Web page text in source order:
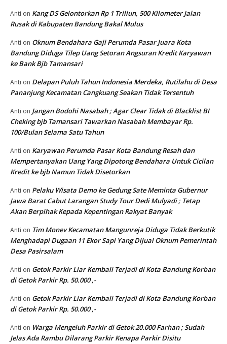
Anti on Kang DS Gelontorkan Rp 1 Triliun, 500 Kilometer Jalan
Rusak di Kabupaten Bandung Bakal Mulus
Anti on Oknum Bendahara Gaji Perumda Pasar Juara Kota
Bandung Diduga Tilep Uang Setoran Angsuran Kredit Karyawan
ke Bank Bjb Tamansari
Anti on Delapan Puluh Tahun Indonesia Merdeka, Rutilahu di Desa
Pananjung Kecamatan Cangkuang Seakan Tidak Tersentuh
Anti on Jangan Bodohi Nasabah ; Agar Clear Tidak di Blacklist BI
Cheking bjb Tamansari Tawarkan Nasabah Membayar Rp.
100/Bulan Selama Satu Tahun
Anti on Karyawan Perumda Pasar Kota Bandung Resah dan
Mempertanyakan Uang Yang Dipotong Bendahara Untuk Cicilan
Kredit ke bjb Namun Tidak Disetorkan
Anti on Pelaku Wisata Demo ke Gedung Sate Meminta Gubernur
Jawa Barat Cabut Larangan Study Tour Dedi Mulyadi ; Tetap
Akan Berpihak Kepada Kepentingan Rakyat Banyak
Anti on Tim Monev Kecamatan Mangunreja Diduga Tidak Berkutik
Menghadapi Dugaan 11 Ekor Sapi Yang Dijual Oknum Pemerintah
Desa Pasirsalam
Anti on Getok Parkir Liar Kembali Terjadi di Kota Bandung Korban
di Getok Parkir Rp. 50.000 ,-
Anti on Getok Parkir Liar Kembali Terjadi di Kota Bandung Korban
di Getok Parkir Rp. 50.000 ,-
Anti on Warga Mengeluh Parkir di Getok 20.000 Farhan ; Sudah
Jelas Ada Rambu Dilarang Parkir Kenapa Parkir Disitu